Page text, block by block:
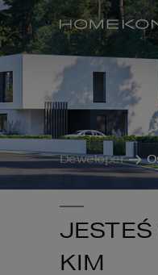
Deweloper
JESTEŚ
KIM